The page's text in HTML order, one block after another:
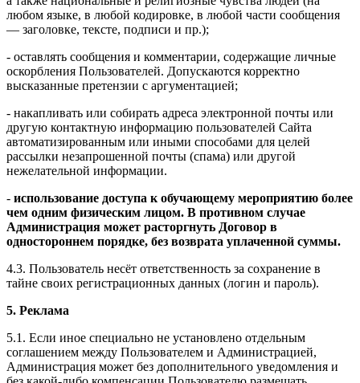
любом языке, в любой кодировке, в любой части сообщения
— заголовке, тексте, подписи и пр.);
- оставлять сообщения и комментарии, содержащие личные
оскорбления Пользователей. Допускаются корректно
высказанные претензии с аргументацией;
- накапливать или собирать адреса электронной почты или
другую контактную информацию пользователей Сайта
автоматизированным или иными способами для целей
рассылки незапрошенной почты (спама) или другой
нежелательной информации.
- использование доступа к обучающему мероприятию более
чем одним физическим лицом. В противном случае
Администрация может расторгнуть Договор в
одностороннем порядке, без возврата уплаченной суммы.
4.3. Пользователь несёт ответственность за сохранение в
тайне своих регистрационных данных (логин и пароль).
5. Реклама
5.1. Если иное специально не установлено отдельным
соглашением между Пользователем и Администрацией,
Администрация может без дополнительного уведомления и